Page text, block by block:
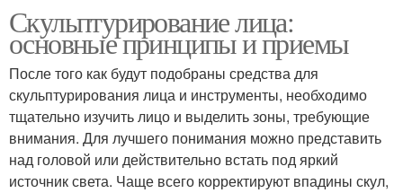
Скульптурирование лица:
основные принципы и приемы
После того как будут подобраны средства для
скульптурирования лица и инструменты, необходимо
тщательно изучить лицо и выделить зоны, требующие
внимания. Для лучшего понимания можно представить
над головой или действительно встать под яркий
источник света. Чаще всего корректируют впадины скул,